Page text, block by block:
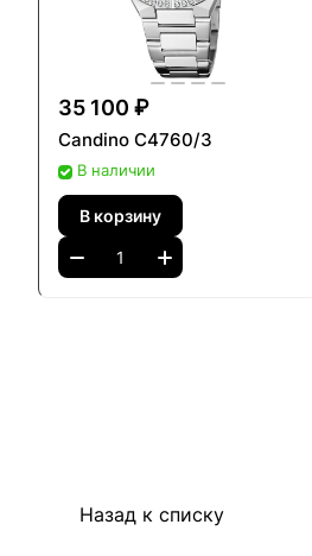
35 100 ₽
Candino C4760/3
В наличии
В корзину
Назад к списку